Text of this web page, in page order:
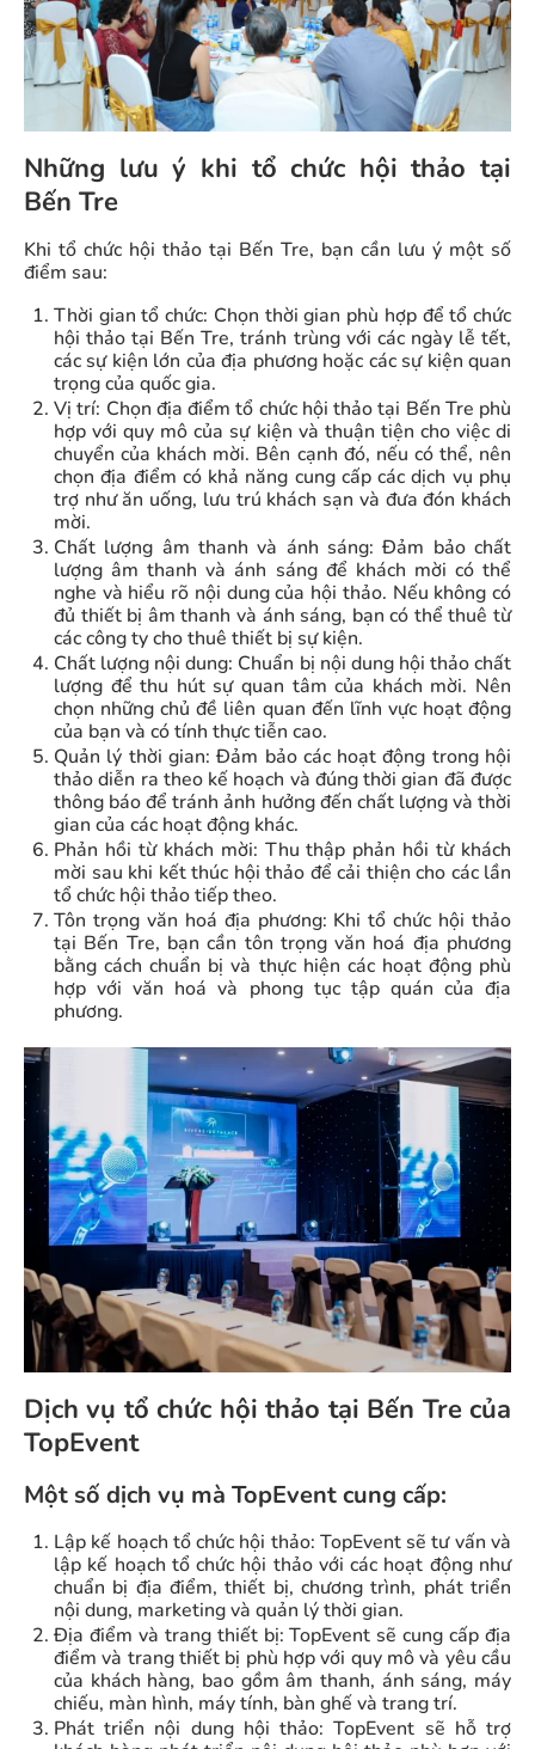
Những lưu ý khi tổ chức hội thảo tại
Bến Tre
Khi tổ chức hội thảo tại Bến Tre, bạn cần lưu ý một số
điểm sau:
Thời gian tổ chức: Chọn thời gian phù hợp để tổ chức
hội thảo tại Bến Tre, tránh trùng với các ngày lễ tết,
các sự kiện lớn của địa phương hoặc các sự kiện quan
trọng của quốc gia.
Vị trí: Chọn địa điểm tổ chức hội thảo tại Bến Tre phù
hợp với quy mô của sự kiện và thuận tiện cho việc di
chuyển của khách mời. Bên cạnh đó, nếu có thể, nên
chọn địa điểm có khả năng cung cấp các dịch vụ phụ
trợ như ăn uống, lưu trú khách sạn và đưa đón khách
mời.
Chất lượng âm thanh và ánh sáng: Đảm bảo chất
lượng âm thanh và ánh sáng để khách mời có thể
nghe và hiểu rõ nội dung của hội thảo. Nếu không có
đủ thiết bị âm thanh và ánh sáng, bạn có thể thuê từ
các công ty cho thuê thiết bị sự kiện.
Chất lượng nội dung: Chuẩn bị nội dung hội thảo chất
lượng để thu hút sự quan tâm của khách mời. Nên
chọn những chủ đề liên quan đến lĩnh vực hoạt động
của bạn và có tính thực tiễn cao.
Quản lý thời gian: Đảm bảo các hoạt động trong hội
thảo diễn ra theo kế hoạch và đúng thời gian đã được
thông báo để tránh ảnh hưởng đến chất lượng và thời
gian của các hoạt động khác.
Phản hồi từ khách mời: Thu thập phản hồi từ khách
mời sau khi kết thúc hội thảo để cải thiện cho các lần
tổ chức hội thảo tiếp theo.
Tôn trọng văn hoá địa phương: Khi tổ chức hội thảo
tại Bến Tre, bạn cần tôn trọng văn hoá địa phương
bằng cách chuẩn bị và thực hiện các hoạt động phù
hợp với văn hoá và phong tục tập quán của địa
phương.
Dịch vụ tổ chức hội thảo tại Bến Tre của
TopEvent
Một số dịch vụ mà TopEvent cung cấp:
Lập kế hoạch tổ chức hội thảo: TopEvent sẽ tư vấn và
lập kế hoạch tổ chức hội thảo với các hoạt động như
chuẩn bị địa điểm, thiết bị, chương trình, phát triển
nội dung, marketing và quản lý thời gian.
Địa điểm và trang thiết bị: TopEvent sẽ cung cấp địa
điểm và trang thiết bị phù hợp với quy mô và yêu cầu
của khách hàng, bao gồm âm thanh, ánh sáng, máy
chiếu, màn hình, máy tính, bàn ghế và trang trí.
Phát triển nội dung hội thảo: TopEvent sẽ hỗ trợ